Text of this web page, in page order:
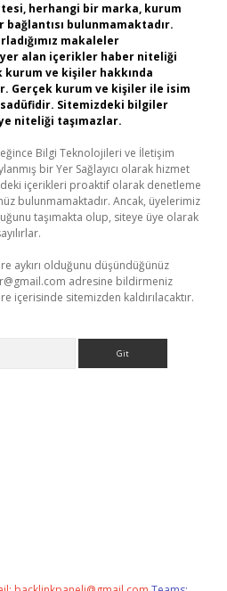
herhangi bir marka, kurum
bulunmamaktadır.
makaleler
yer alan içerikler haber niteliği
kurum ve kişiler hakkında
Gerçek kurum ve kişiler ile isim
Sitemizdeki bilgiler
niteliği taşımazlar.
Bilgi Teknolojileri ve İletişim
bir Yer Sağlayıcı olarak hizmet
içerikleri proaktif olarak denetleme
bulunmamaktadır. Ancak, üyelerimiz
taşımakta olup, siteye üye olarak
aykırı olduğunu düşündüğünüz
adresine bildirmeniz
içerisinde sitemizden kaldırılacaktır.